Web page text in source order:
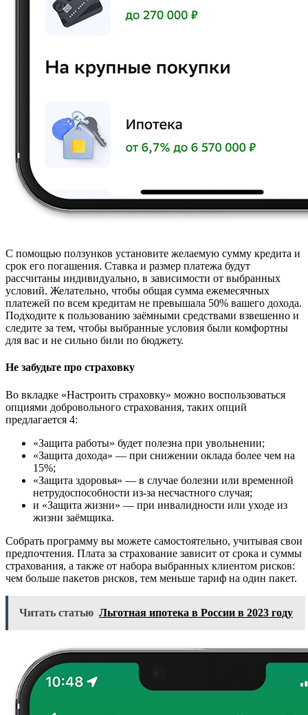
С помощью ползунков установите желаемую сумму кредита и
срок его погашения. Ставка и размер платежа будут
рассчитаны индивидуально, в зависимости от выбранных
условий. Желательно, чтобы общая сумма ежемесячных
платежей по всем кредитам не превышала 50% вашего дохода.
Подходите к пользованию заёмными средствами взвешенно и
следите за тем, чтобы выбранные условия были комфортны
для вас и не сильно били по бюджету.
Не забудьте про страховку
Во вкладке «Настроить страховку» можно воспользоваться
опциями добровольного страхования, таких опций
предлагается 4:
«Защита работы» будет полезна при увольнении;
«Защита дохода» — при снижении оклада более чем на
15%;
«Защита здоровья» — в случае болезни или временной
нетрудоспособности из-за несчастного случая;
и «Защита жизни» — при инвалидности или уходе из
жизни заёмщика.
Собрать программу вы можете самостоятельно, учитывая свои
предпочтения. Плата за страхование зависит от срока и суммы
страхования, а также от набора выбранных клиентом рисков:
чем больше пакетов рисков, тем меньше тариф на один пакет.
Читать статью Льготная ипотека в России в 2023 году